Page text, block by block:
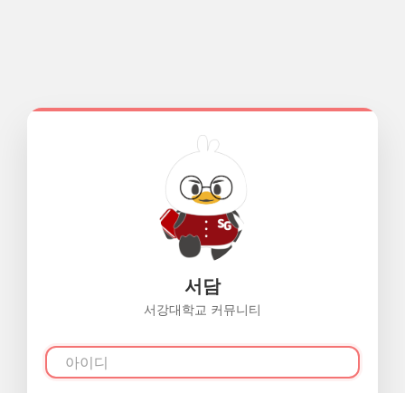
서담
서강대학교 커뮤니티